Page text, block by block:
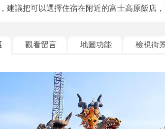
建議把可以選擇住宿在附近的富士高原飯店
觀看留言 地圖功能 檢視街